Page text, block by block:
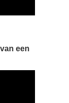
een